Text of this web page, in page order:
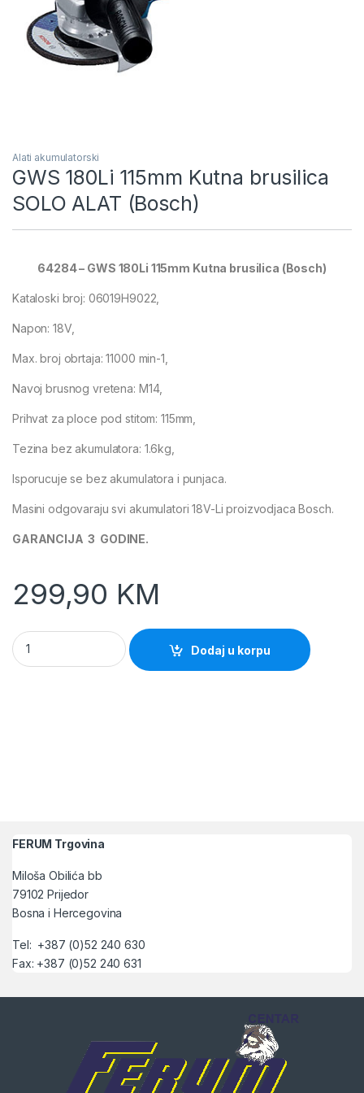
Alati akumulatorski
GWS 180Li 115mm Kutna brusilica
SOLO ALAT (Bosch)
64284 – GWS 180Li 115mm Kutna brusilica (Bosch)
Kataloski broj: 06019H9022,
Napon: 18V,
Max. broj obrtaja: 11000 min-1,
Navoj brusnog vretena: M14,
Prihvat za ploce pod stitom: 115mm,
Tezina bez akumulatora: 1.6kg,
Isporucuje se bez akumulatora i punjaca.
Masini odgovaraju svi akumulatori 18V-Li proizvodjaca Bosch.
GARANCIJA 3 GODINE.
299,90 KM
GWS 180Li 115mm Kutna brusilica SOLO ALAT (Bosch)
Dodaj u korpu
FERUM Trgovina
Miloša Obilića bb
79102 Prijedor
Bosna i Hercegovina
Tel: +387 (0)52 240 630
Fax: +387 (0)52 240 631